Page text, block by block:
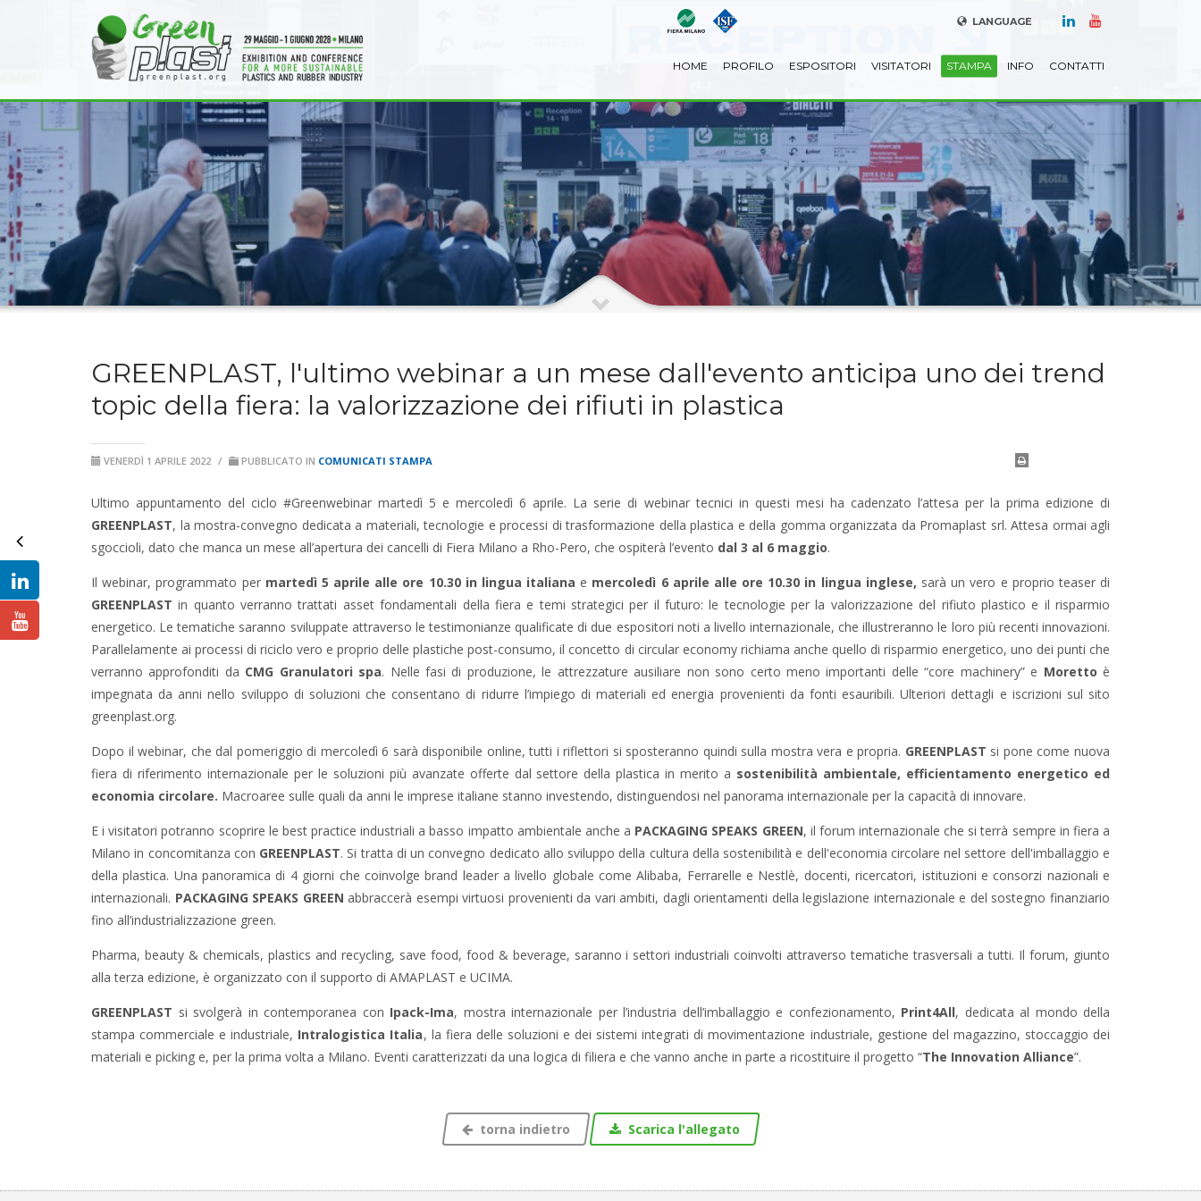
LANGUAGE
HOME PROFILO ESPOSITORI VISITATORI STAMPA INFO CONTATTI
GREENPLAST, l'ultimo webinar a un mese dall'evento anticipa uno dei trend
topic della fiera: la valorizzazione dei rifiuti in plastica
VENERDÌ 1 APRILE 2022 / PUBBLICATO IN COMUNICATI STAMPA
Ultimo appuntamento del ciclo #Greenwebinar martedì 5 e mercoledì 6 aprile. La serie di webinar tecnici in questi mesi ha cadenzato l’attesa per la prima edizione di
GREENPLAST, la mostra-convegno dedicata a materiali, tecnologie e processi di trasformazione della plastica e della gomma organizzata da Promaplast srl. Attesa ormai agli
sgoccioli, dato che manca un mese all’apertura dei cancelli di Fiera Milano a Rho-Pero, che ospiterà l’evento dal 3 al 6 maggio.
Il webinar, programmato per martedì 5 aprile alle ore 10.30 in lingua italiana e mercoledì 6 aprile alle ore 10.30 in lingua inglese, sarà un vero e proprio teaser di
GREENPLAST in quanto verranno trattati asset fondamentali della fiera e temi strategici per il futuro: le tecnologie per la valorizzazione del rifiuto plastico e il risparmio
energetico. Le tematiche saranno sviluppate attraverso le testimonianze qualificate di due espositori noti a livello internazionale, che illustreranno le loro più recenti innovazioni.
Parallelamente ai processi di riciclo vero e proprio delle plastiche post-consumo, il concetto di circular economy richiama anche quello di risparmio energetico, uno dei punti che
verranno approfonditi da CMG Granulatori spa. Nelle fasi di produzione, le attrezzature ausiliare non sono certo meno importanti delle “core machinery” e Moretto è
impegnata da anni nello sviluppo di soluzioni che consentano di ridurre l’impiego di materiali ed energia provenienti da fonti esauribili.Ulteriori dettagli e iscrizioni sul sito
greenplast.org.
Dopo il webinar, che dal pomeriggio di mercoledì 6 sarà disponibile online, tutti i riflettori si sposteranno quindi sulla mostra vera e propria. GREENPLAST si pone come nuova
fiera di riferimento internazionale per le soluzioni più avanzate offerte dal settore della plastica in merito a sostenibilità ambientale, efficientamento energetico ed
economia circolare. Macroaree sulle quali da anni le imprese italiane stanno investendo, distinguendosi nel panorama internazionale per la capacità di innovare.
E i visitatori potranno scoprire le best practice industriali a basso impatto ambientale anche a PACKAGING SPEAKS GREEN, il forum internazionale che si terrà sempre in fiera a
Milano in concomitanza con GREENPLAST. Si tratta di un convegno dedicato allo sviluppo della cultura della sostenibilità e dell'economia circolare nel settore dell'imballaggio e
della plastica. Una panoramica di 4 giorni che coinvolgebrand leader a livello globale come Alibaba, Ferrarelle e Nestlè, docenti, ricercatori, istituzioni e consorzi nazionali e
internazionali. PACKAGING SPEAKS GREEN abbraccerà esempi virtuosi provenienti da vari ambiti, dagli orientamenti della legislazione internazionale e del sostegno finanziario
fino all’industrializzazione green.
Pharma, beauty & chemicals, plastics and recycling, save food, food & beverage, saranno i settori industriali coinvolti attraverso tematiche trasversali a tutti. Il forum, giunto
alla terza edizione, è organizzato con il supporto di AMAPLAST e UCIMA.
GREENPLAST si svolgerà in contemporanea con Ipack-Ima, mostra internazionale per l’industria dell’imballaggio e confezionamento, Print4All, dedicata al mondo della
stampa commerciale e industriale, Intralogistica Italia, la fiera delle soluzioni e dei sistemi integrati di movimentazione industriale, gestione del magazzino, stoccaggio dei
materiali e picking e, per la prima volta a Milano. Eventi caratterizzati da una logica di filiera e che vanno anche in parte a ricostituire il progetto “The Innovation Alliance”.
torna indietro Scarica l'allegato